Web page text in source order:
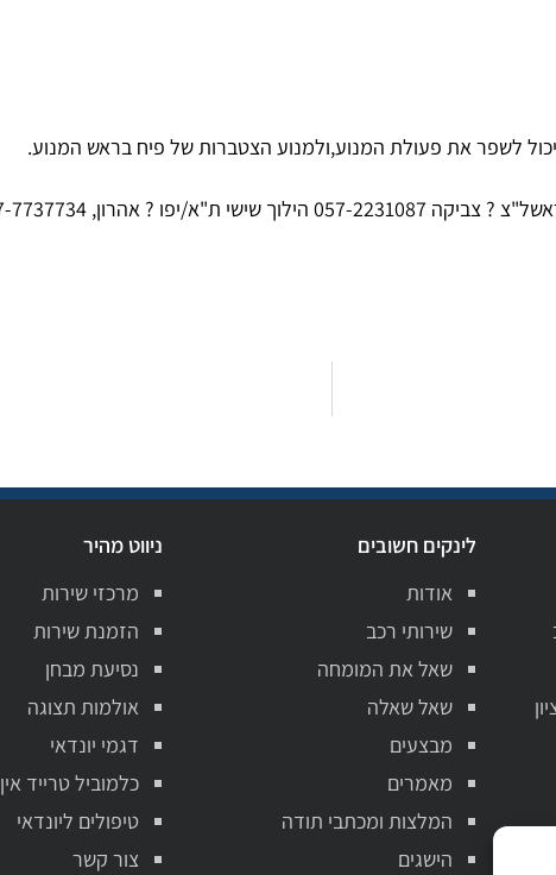
יכול לשפר את פעולת המנוע,ולמנוע הצטברות של פיח בראש המנוע.
לינקים חשובים
אודות
שירותי רכב
שאל את המומחה
שאל שאלה
מבצעים
מאמרים
המלצות ומכתבי תודה
הישגים
ניווט מהיר
מרכזי שירות
הזמנת שירות
נסיעת מבחן
אולמות תצוגה
דגמי יונדאי
כלמוביל טרייד אין
טיפולים ליונדאי
צור קשר